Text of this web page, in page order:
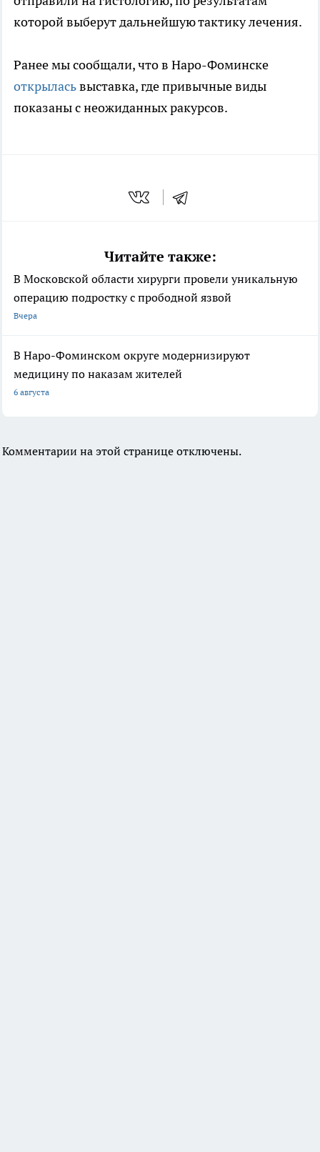
которой выберут дальнейшую тактику лечения.
Ранее мы сообщали, что в Наро-Фоминске
открыласьвыставка, где привычные виды
показаны с неожиданных ракурсов.
Читайте также:
В Московской области хирурги провели уникальную
операцию подростку с прободной язвой
Вчера
В Наро-Фоминском округе модернизируют
медицину по наказам жителей
6 августа
Комментарии на этой странице отключены.